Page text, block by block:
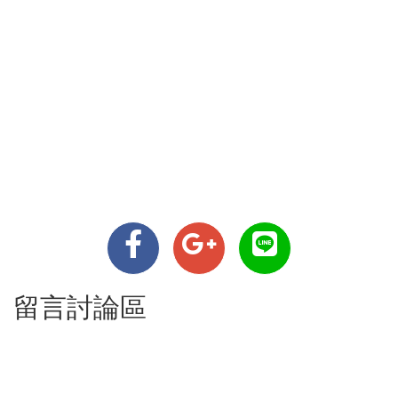
留言討論區